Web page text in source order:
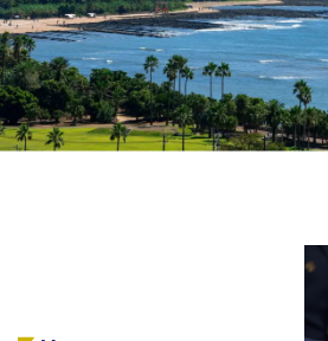
コーポレートサイトTOPへ